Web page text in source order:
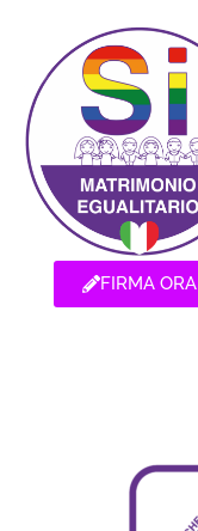
FIRMA ORA